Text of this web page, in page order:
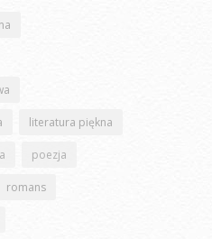
literatura piękna
poezja
romans